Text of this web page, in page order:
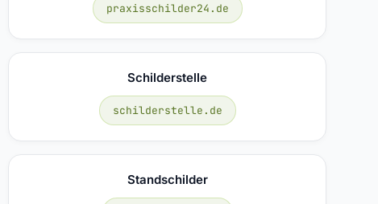
praxisschilder24.de
Schilderstelle
schilderstelle.de
Standschilder